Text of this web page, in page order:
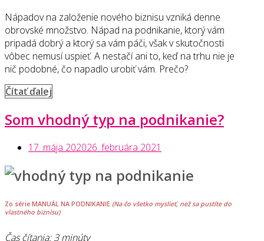
Nápadov na založenie nového biznisu vzniká denne
obrovské množstvo. Nápad na podnikanie, ktorý vám
pripadá dobrý a ktorý sa vám páči, však v skutočnosti
vôbec nemusí uspieť. A nestačí ani to, keď na trhu nie je
nič podobné, čo napadlo urobiť vám. Prečo?
Čítať ďalej
na
podnikanie,
ako
zistím,
je
Som vhodný typ na podnikanie?
17. mája 202026. februára 2021
Zo série MANUÁL NA PODNIKANIE (Na čo všetko myslieť, než sa pustíte do
vlastného biznisu)
Čas čítania: 3 minúty